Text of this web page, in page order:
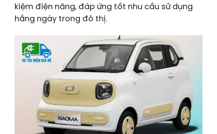
kiệm điện năng, đáp ứng tốt nhu cầu sử dụng
hằng ngày trong đô thị.